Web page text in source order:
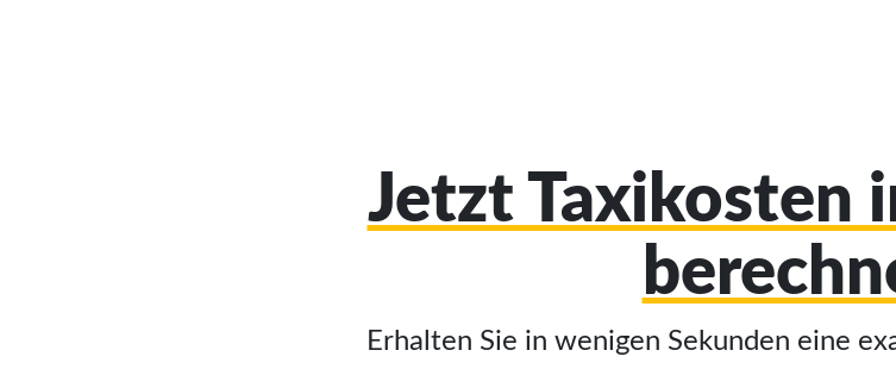
Jetzt Taxikosten
Erhalten Sie in wenigen Sekunden eine